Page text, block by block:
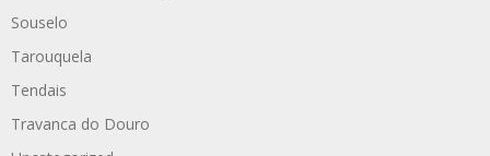
Souselo
Tarouquela
Tendais
Travanca do Douro